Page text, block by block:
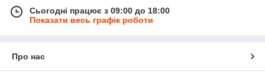
Сьогодні працює з 09:00 до 18:00
Показати весь графік роботи
Про нас